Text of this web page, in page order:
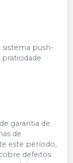
sistema push-
garantia de
de
este período,
defeitos